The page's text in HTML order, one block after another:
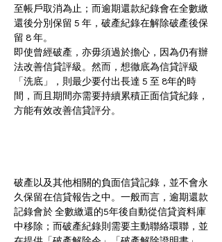
至帳戶取消為止；而逾期還款紀錄會在全數繳
還後分別保留 5 年，破產紀錄在解除破產後保
留 8 年。
即使曾經破產，亦毋須過於擔心，因為仍有辦
法改善信貸評級。然而，想徹底為信貸評級
「洗底」，則最少要付出長達 5 至 8年的時
間，而且期間亦需要持續累積正面信貸紀錄，
方能有效改善信貸評分。
破產以及其他相關的負面信貸記錄，並不會永
久保留在信貸報告之中。一般而言，逾期還款
記錄會於 全數繳還的5年後自動從信貸資料庫
中移除；而破產紀錄則需要主動聯絡環聯，並